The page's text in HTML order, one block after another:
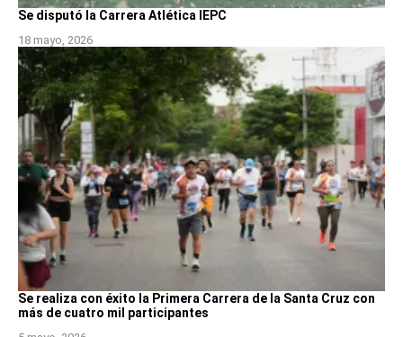
Se disputó la Carrera Atlética IEPC
18 mayo, 2026
Se realiza con éxito la Primera Carrera de la Santa Cruz con
más de cuatro mil participantes